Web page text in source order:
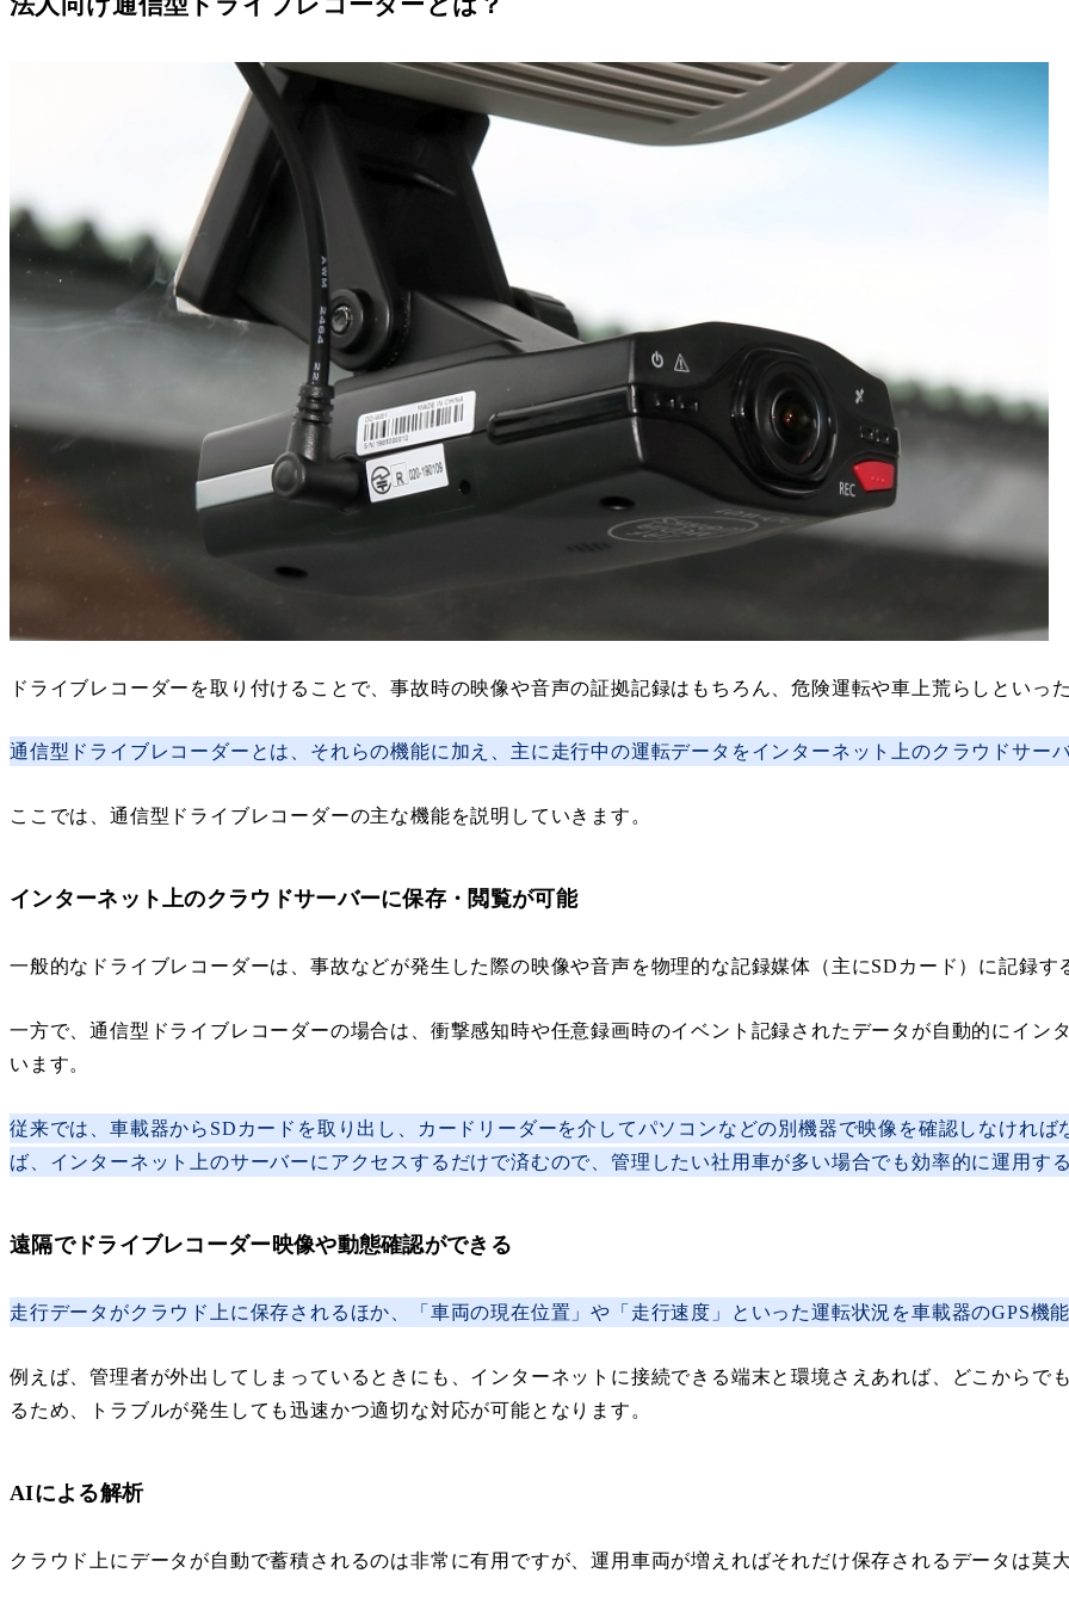
ドライブレコーダーを取り付けることで、事故時の映像や音声の証拠記録はもちろん、危険運転や車上荒らしといっ
通信型ドライブレコーダーとは、それらの機能に加え、主に走行中の運転データをインターネット上のクラウドサー
ここでは、通信型ドライブレコーダーの主な機能を説明していきます。
インターネット上のクラウドサーバーに保存・閲覧が可能
一般的なドライブレコーダーは、事故などが発生した際の映像や音声を物理的な記録媒体（主にSDカード）に記録す
一方で、通信型ドライブレコーダーの場合は、衝撃感知時や任意録画時のイベント記録されたデータが自動的にイン
います。
従来では、車載器からSDカードを取り出し、カードリーダーを介してパソコンなどの別機器で映像を確認しなけれ
ば、インターネット上のサーバーにアクセスするだけで済むので、管理したい社用車が多い場合でも効率的に運用す
遠隔でドライブレコーダー映像や動態確認ができる
走行データがクラウド上に保存されるほか、「車両の現在位置」や「走行速度」といった運転状況を車載器のGPS機
例えば、管理者が外出してしまっているときにも、インターネットに接続できる端末と環境さえあれば、どこからで
るため、トラブルが発生しても迅速かつ適切な対応が可能となります。
AIによる解析
クラウド上にデータが自動で蓄積されるのは非常に有用ですが、運用車両が増えればそれだけ保存されるデータは莫